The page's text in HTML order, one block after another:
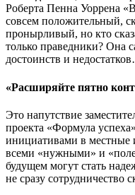
Роберта Пенна Уоррена
совсем положительный,
пронырливый, но кто
только праведники? Она
достоинств и
«Расширяйте пятно
Это напутствие
проекта «Формула
инициативами в местные
всеми «нужными» и
будущем могут стать
не сразу сотрудничество